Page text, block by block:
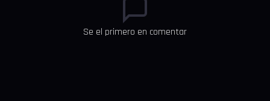
Se el primero en comentar